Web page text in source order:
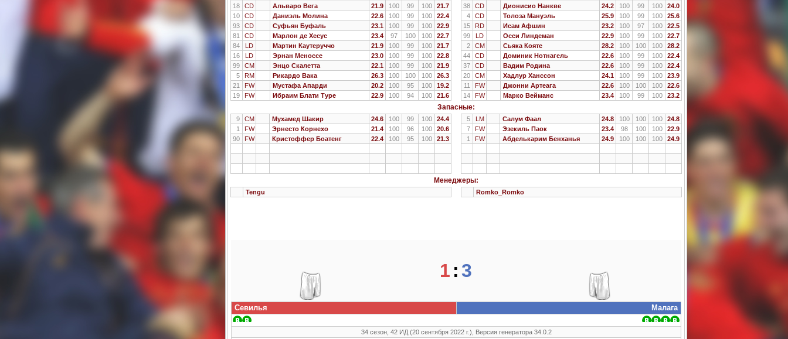
18
CD Альваро Вега 21.9 100 99 100
21.7
10
CD Даниэль Молина 22.6 100 99 100
22.4
93
CD Суфьян Буфаль 23.1 100 99 100
22.9
81
CD Марлон де Хесус 23.4 97 100 100
22.7
84
LD Мартин Каутеруччо 21.9 100 99 100
21.7
16
LD Эрнан Меноссе 23.0 100 99 100
22.8
99
CM Энцо Скалетта 22.1 100 99 100
21.9
5
RM Рикардо Вака 26.3 100 100 100
26.3
21
FW Мустафа Апарди 20.2 100 95 100
19.2
19
FW Ибраим Блати Туре 22.9 100 94 100 21.6
38
CD Дионисио Нанкве 24.2 100 99 100
24.0
4
CD Толоза Мануэль 25.9 100 99 100
25.6
15
RD Исам Афшин 23.2 100 97 100
22.5
99
LD Осси Линдеман 22.9 100 99 100
22.7
2
CM Сьяка Кояте 28.2 100 100 100
28.2
44
CD Доминик Нотнагель 22.6 100 99 100
22.4
37
CD Вадим Родина 22.6 100 99 100
22.4
20
CM Хадлур Ханссон 24.1 100 99 100
23.9
11
FW Джонни Артеага 22.6 100 100 100
22.6
14
FW Марко Вейманс 23.4 100 99 100 23.2
Запасные:
9 CM Мухамед Шакир 24.6 100 99 100
24.4
1
FW Эрнесто Корнехо 21.4 100 96 100
20.6
90
FW Кристоффер Боатенг 22.4 100 95 100 21.3
5 LM Салум Фаал 24.8 100 100 100
24.8
7
FW Эзекиль Паок 23.4 98 100 100
22.9
1
FW Абделькарим Бенханья 24.9 100 100 100 24.9
Менеджеры:
Tengu Romko_Romko
1 : 3
Севилья Малага
34 сезон, 42 ИД (20 сентября 2022 г.), Версия генератора 34.0.2